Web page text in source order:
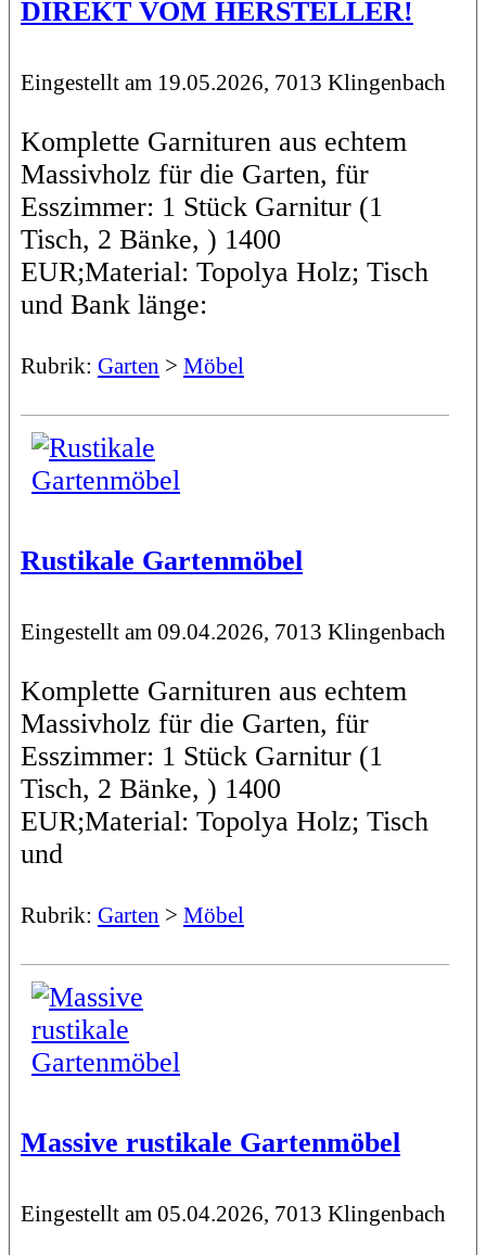
DIREKT VOM HERSTELLER!
Eingestellt am 19.05.2026, 7013 Klingenbach
Komplette Garnituren aus echtem
Massivholz für die Garten, für
Esszimmer: 1 Stück Garnitur (1
Tisch, 2 Bänke, ) 1400
EUR;Material: Topolya Holz; Tisch
und Bank länge:
Rubrik: Garten > Möbel
Rustikale Gartenmöbel
Eingestellt am 09.04.2026, 7013 Klingenbach
Komplette Garnituren aus echtem
Massivholz für die Garten, für
Esszimmer: 1 Stück Garnitur (1
Tisch, 2 Bänke, ) 1400
EUR;Material: Topolya Holz; Tisch
und
Rubrik: Garten > Möbel
Massive rustikale Gartenmöbel
Eingestellt am 05.04.2026, 7013 Klingenbach